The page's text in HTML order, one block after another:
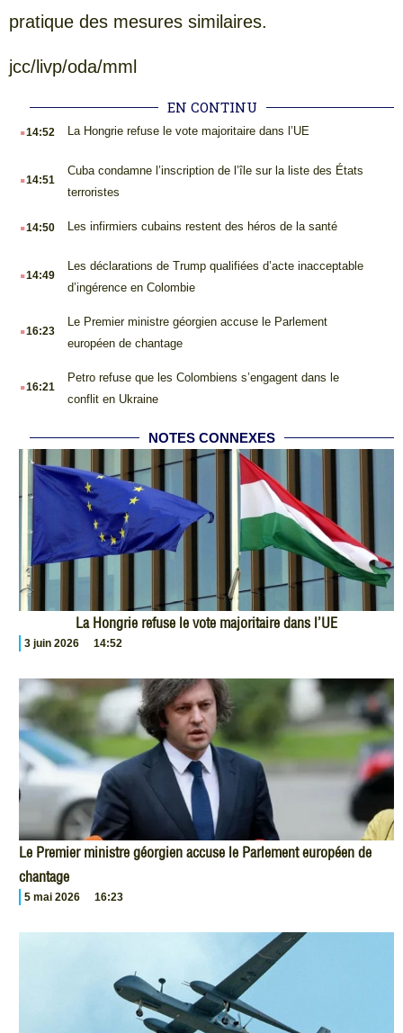
pratique des mesures similaires.
jcc/livp/oda/mml
EN CONTINU
.14:52 La Hongrie refuse le vote majoritaire dans l’UE
.14:51
Cuba condamne l’inscription de l’île sur la liste des États
terroristes
.14:50 Les infirmiers cubains restent des héros de la santé
.14:49
Les déclarations de Trump qualifiées d’acte inacceptable
d’ingérence en Colombie
.16:23
Le Premier ministre géorgien accuse le Parlement
européen de chantage
.16:21
Petro refuse que les Colombiens s’engagent dans le
conflit en Ukraine
NOTES CONNEXES
La Hongrie refuse le vote majoritaire dans l’UE
3 juin 2026 14:52
Le Premier ministre géorgien accuse le Parlement européen de
chantage
5 mai 2026 16:23